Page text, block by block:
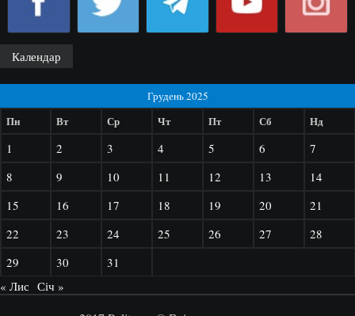
Календар
Грудень 2025
Пн Вт Ср Чт Пт Сб Нд
1 2 3 4 5 6
7
8
9 10 11 12 13
14
15
16 17 18 19 20
21
22
23 24 25 26 27
28
29
30
31
« Лис Січ »